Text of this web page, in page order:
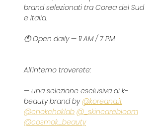
brand selezionati tra Corea del Sud
e Italia.
🕚 Open daily — 11 AM / 7 PM
All’interno troverete:
— una selezione esclusiva di k-
beauty brand by @koreana.it
@chokchoklab @_skincarebloom
@cosmok_beauty